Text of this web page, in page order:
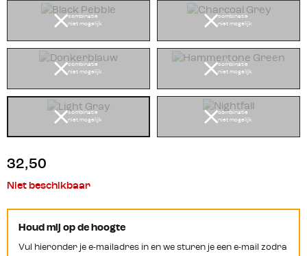
combinatie
niet mogelijk
combinatie
niet mogelijk
combinatie
niet mogelijk
combinatie
niet mogelijk
combinatie
niet mogelijk
combinatie
niet mogelijk
32,50
Niet beschikbaar
Houd mij op de hoogte
Vul hieronder je e-mailadres in en we sturen je een e-mail zodra